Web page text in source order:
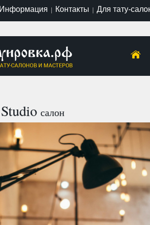
Информация | Контакты | Для тату-
салон